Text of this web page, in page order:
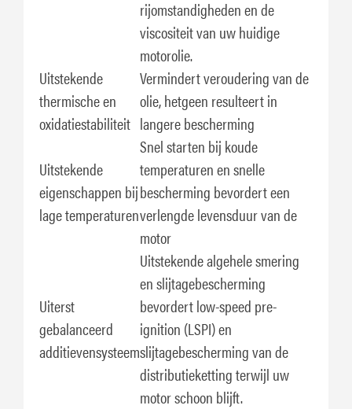
rijomstandigheden en de
viscositeit van uw huidige
motorolie.
Uitstekende
thermische en
oxidatiestabiliteit
Vermindert veroudering van de
olie, hetgeen resulteert in
langere bescherming
Uitstekende
eigenschappen bij
lage temperaturen
Snel starten bij koude
temperaturen en snelle
bescherming bevordert een
verlengde levensduur van de
motor
Uiterst
gebalanceerd
additievensysteem
Uitstekende algehele smering
en slijtagebescherming
bevordert low-speed pre-
ignition (LSPI) en
slijtagebescherming van de
distributieketting terwijl uw
motor schoon blijft.